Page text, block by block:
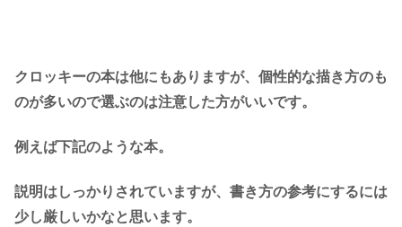
クロッキーの本は他にもありますが、個性的な描き方のも
のが多いので選ぶのは注意した方がいいです。
例えば下記のような本。
説明はしっかりされていますが、書き方の参考にするには
少し厳しいかなと思います。